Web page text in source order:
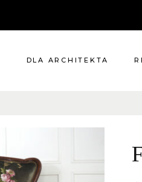
DLA ARCHITEKTA